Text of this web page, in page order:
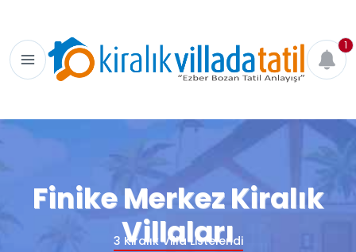
1
Finike Merkez Kiralık
Villaları
3 Kiralık Villa Listelendi